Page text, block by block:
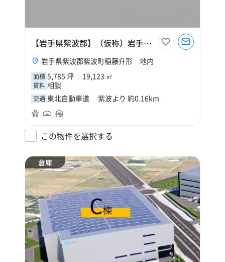
【岩手県紫波郡】（仮称）岩手紫波プロジェクト
岩手県紫波郡紫波町稲藤升形 地内
面積 5,785 坪 19,123 ㎡
賃料 相談
交通 東北自動車道 紫波より 約0.16km
この物件を選択する
倉庫